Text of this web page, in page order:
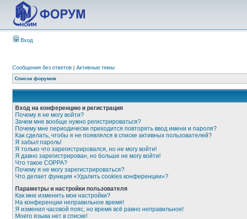
Вход
Сообщения без ответов | Активные темы
Список форумов
Вход на конференцию и регистрация
Почему я не могу войти?
Зачем мне вообще нужно регистрироваться?
Почему мне периодически приходится повторять ввод имени и пароля?
Как сделать, чтобы я не появлялся в списке активных пользователей?
Я забыл пароль!
Я только что зарегистрировался, но не могу войти!
Я давно зарегистрирован, но больше не могу войти!
Что такое COPPA?
Почему я не могу зарегистрироваться?
Что делает функция «Удалить cookies конференции»?
Параметры и настройки пользователя
Как мне изменить мои настройки?
На конференции неправильное время!
Я изменил часовой пояс, но время всё равно неправильное!
Моего языка нет в списке!